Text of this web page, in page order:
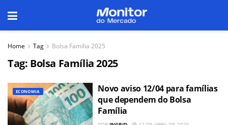
Home Tag Bolsa Família 2025
Tag: Bolsa Família 2025
ECONOMIA
Novo aviso 12/04 para famílias
que dependem do Bolsa
Família